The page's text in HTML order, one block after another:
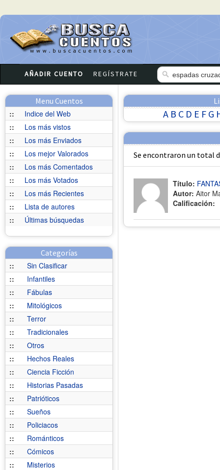
AÑADIR CUENTO REGÍSTRATE
Menu Cuentos
::
Indice del Web
::
Los más vistos
::
Los más Enviados
::
Los mejor Valorados
::
Los más Comentados
::
Los más Votados
::
Los más Recientes
::
Lista de autores
::
Últimas búsquedas
Categorías
::
Sin Clasificar
::
Infantiles
::
Fábulas
::
Mitológicos
::
Terror
::
Tradicionales
::
Otros
::
Hechos Reales
::
Ciencia Ficción
::
Historias Pasadas
::
Patrióticos
::
Sueños
::
Policiacos
::
Románticos
::
Cómicos
::
Misterios
A B C D E F G
Se encontraron un total
Título:
Autor: Aitor
Calificación: